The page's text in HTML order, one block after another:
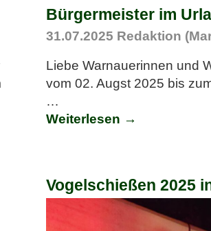
Bürgermeister im
31.07.2025 Redaktion
Liebe Warnauerinnen und
vom 02. Augst 2025 bis
…
Weiterlesen →
Vogelschießen 2025